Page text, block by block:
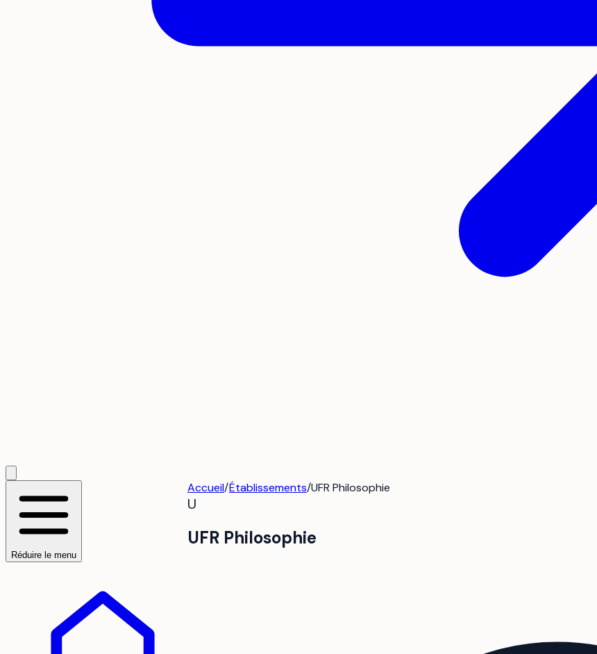
Réduire le menu
Accueil/Établissements/UFR Philosophie
U
UFR Philosophie